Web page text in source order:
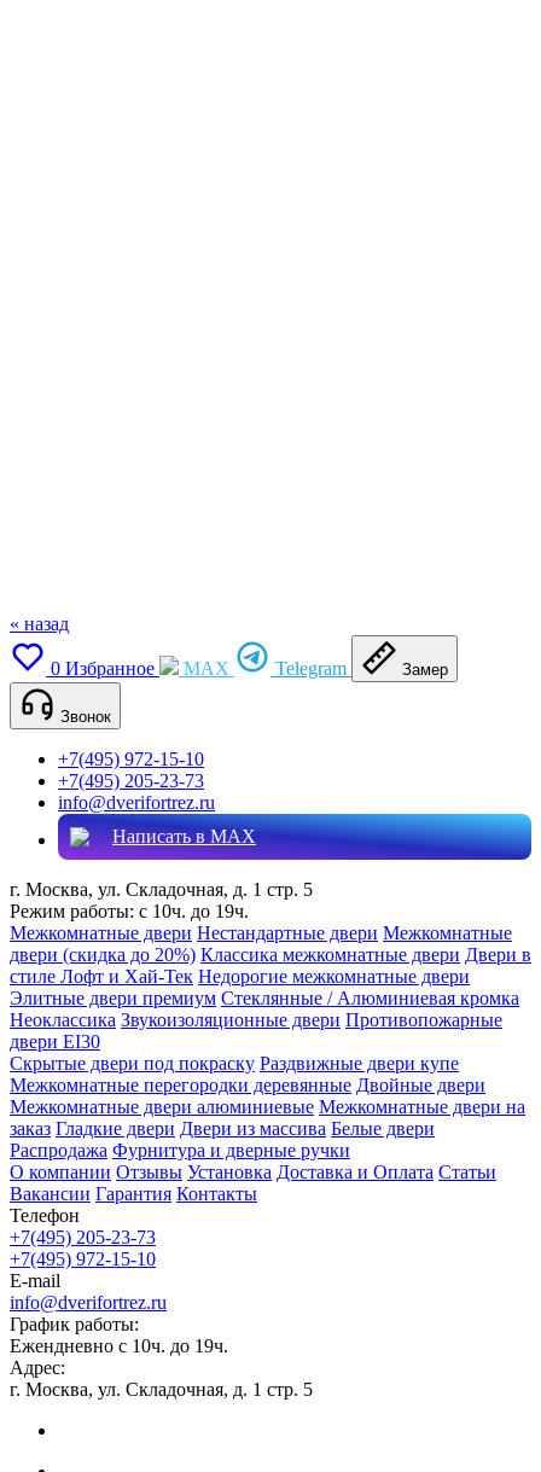
« назад
0 Избранное MAX Telegram Замер
Звонок
+7(495) 972-15-10
+7(495) 205-23-73
info@dverifortrez.ru
Написать в MAX
г. Москва, ул. Складочная, д. 1 стр. 5
Режим работы: с 10ч. до 19ч.
Межкомнатные двери Нестандартные двери Межкомнатные
двери (скидка до 20%) Классика межкомнатные двери Двери в
стиле Лофт и Хай-Тек Недорогие межкомнатные двери
Элитные двери премиум Стеклянные / Алюминиевая кромка
Неоклассика Звукоизоляционные двери Противопожарные
двери EI30
Скрытые двери под покраску Раздвижные двери купе
Межкомнатные перегородки деревянные Двойные двери
Межкомнатные двери алюминиевые Межкомнатные двери на
заказ Гладкие двери Двери из массива Белые двери
Распродажа Фурнитура и дверные ручки
О компании Отзывы Установка Доставка и Оплата Статьи
Вакансии Гарантия Контакты
Телефон
+7(495) 205-23-73
+7(495) 972-15-10
E-mail
info@dverifortrez.ru
График работы:
Ежендневно с 10ч. до 19ч.
Адрес:
г. Москва, ул. Складочная, д. 1 стр. 5